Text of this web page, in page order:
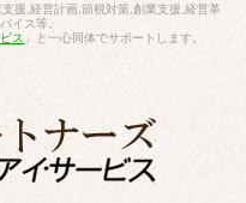
援,経営計画,節税対策,創業支援,経営革
イス等。
ス 」と一心同体でサポートします。